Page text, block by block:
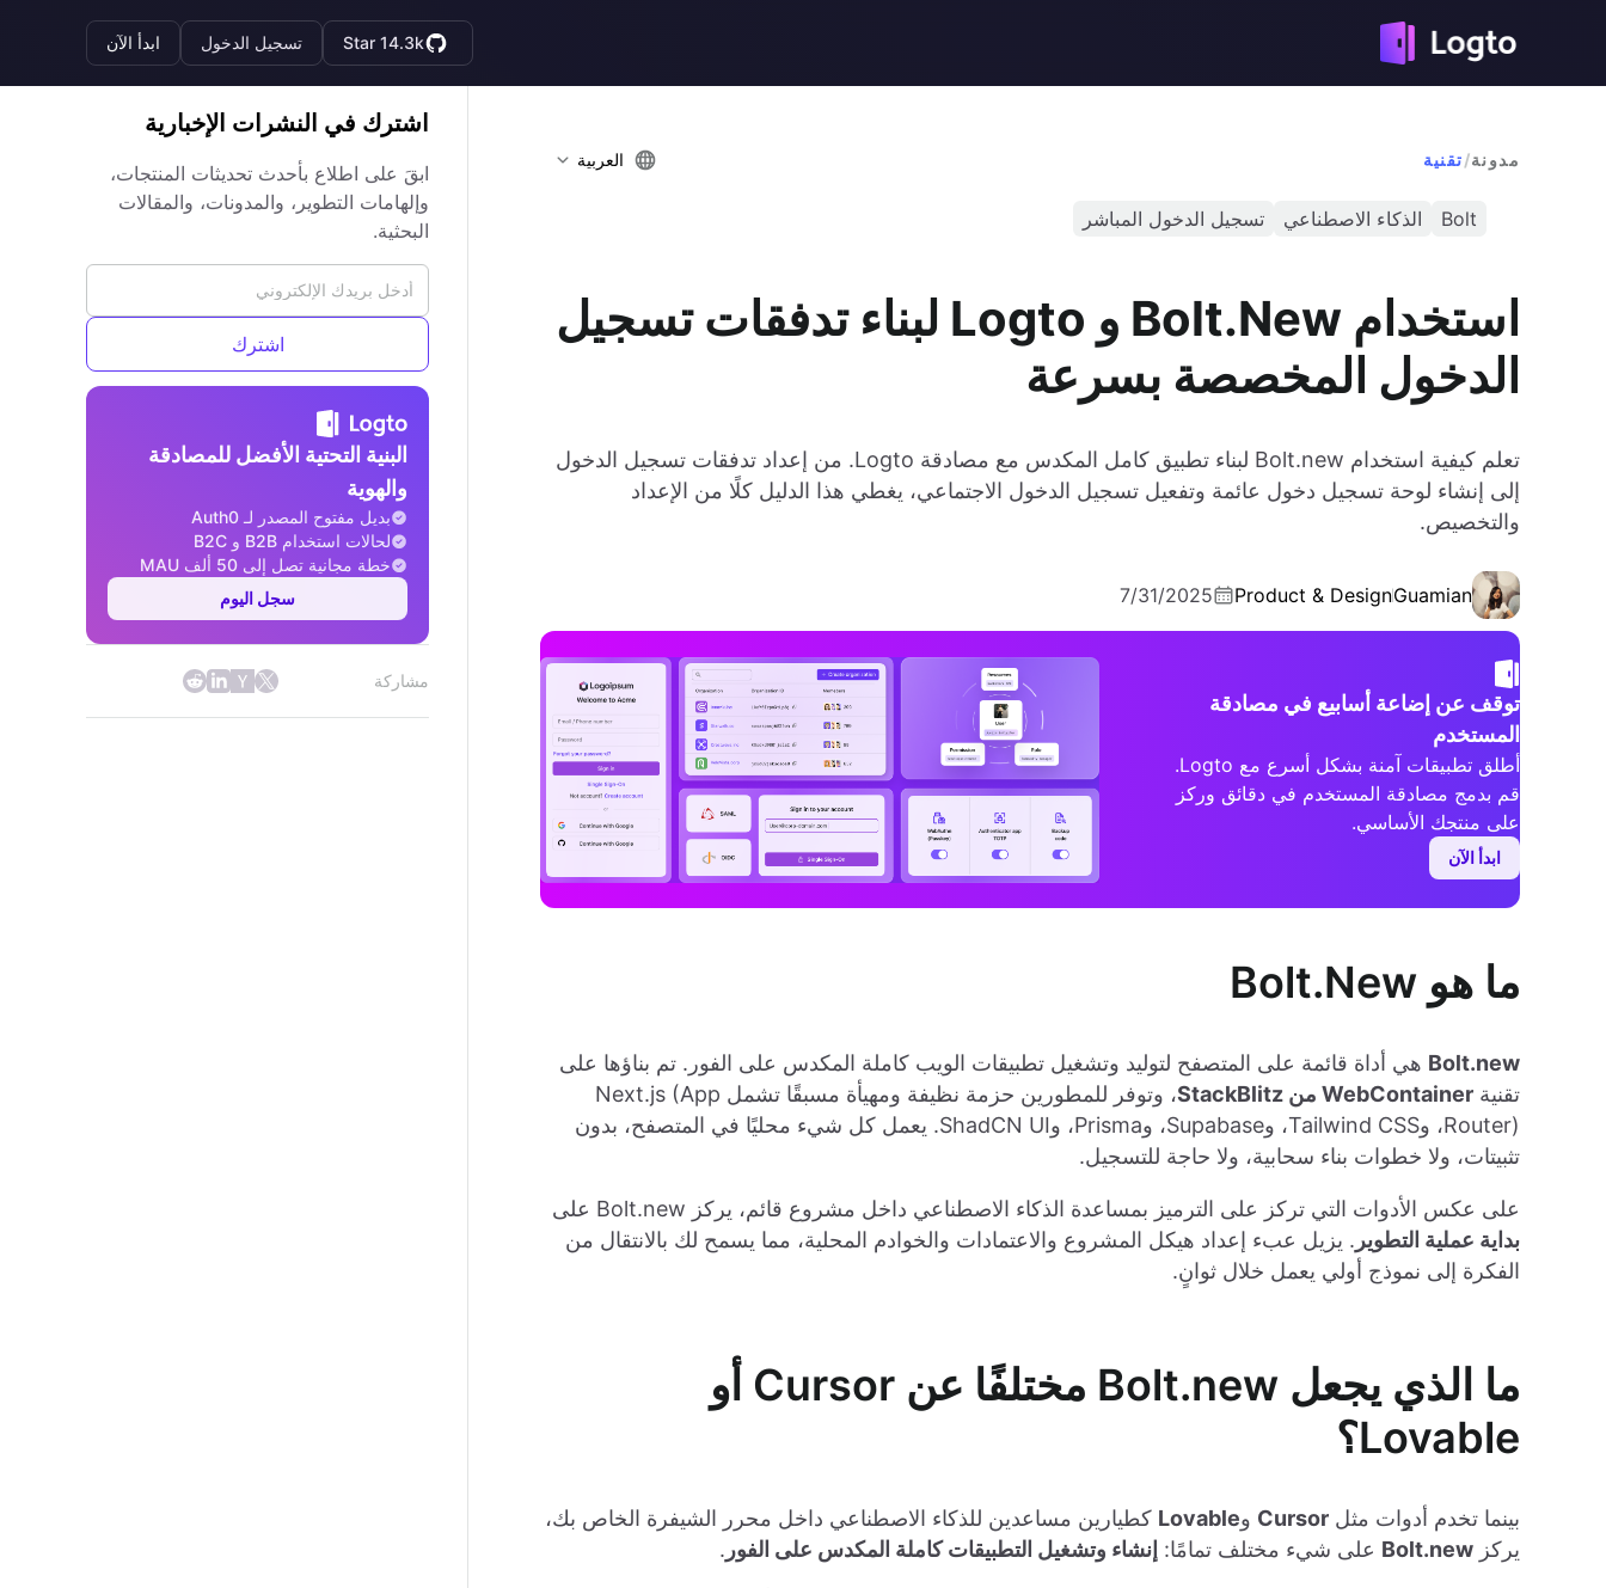
Star 14.3k تسجيل الدخول ابدأ الآن
مدونة/تقنية العربية
Bolt الذكاء الاصطناعي تسجيل الدخول المباشر
استخدام Bolt.New و Logto لبناء تدفقات تسجيل
الدخول المخصصة بسرعة
تعلم كيفية استخدام Bolt.new لبناء تطبيق كامل المكدس مع مصادقة Logto. من إعداد تدفقات تسجيل الدخول
إلى إنشاء لوحة تسجيل دخول عائمة وتفعيل تسجيل الدخول الاجتماعي، يغطي هذا الدليل كلًا من الإعداد
والتخصيص.
Guamian
Product & Design
7/31/2025
توقف عن إضاعة أسابيع في مصادقة
المستخدم
أطلق تطبيقات آمنة بشكل أسرع مع Logto.
قم بدمج مصادقة المستخدم في دقائق وركز
على منتجك الأساسي.
ابدأ الآن
ما هو Bolt.New
Bolt.new هي أداة قائمة على المتصفح لتوليد وتشغيل تطبيقات الويب كاملة المكدس على الفور. تم بناؤها على
تقنية WebContainer من StackBlitz
، وتوفر للمطورين حزمة نظيفة ومهيأة مسبقًا تشمل Next.js (App
Router)، وTailwind CSS، وSupabase، وPrisma، وShadCN UI. يعمل كل شيء محليًا في المتصفح، بدون
تثبيتات، ولا خطوات بناء سحابية، ولا حاجة للتسجيل.
على عكس الأدوات التي تركز على الترميز بمساعدة الذكاء الاصطناعي داخل مشروع قائم، يركز Bolt.new على
بداية عملية التطوير . يزيل عبء إعداد هيكل المشروع والاعتمادات والخوادم المحلية، مما يسمح لك بالانتقال من
الفكرة إلى نموذج أولي يعمل خلال ثوانٍ.
ما الذي يجعل Bolt.new مختلفًا عن Cursor أو
Lovable؟
بينما تخدم أدوات مثل Cursor وLovable كطيارين مساعدين للذكاء الاصطناعي داخل محرر الشيفرة الخاص بك،
يركز Bolt.new على شيء مختلف تمامًا: إنشاء وتشغيل التطبيقات كاملة المكدس على الفور .
اشترك في النشرات الإخبارية
ابقَ على اطلاع بأحدث تحديثات المنتجات،
وإلهامات التطوير، والمدونات، والمقالات
البحثية.
اشترك
البنية التحتية الأفضل للمصادقة
والهوية
بديل مفتوح المصدر لـ Auth0
لحالات استخدام B2B و B2C
خطة مجانية تصل إلى 50 ألف MAU
سجل اليوم
مشاركة